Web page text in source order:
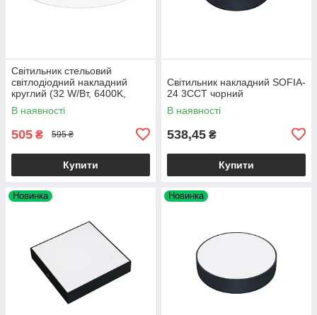
Світильник стельовий
світлодіодний накладний
круглий (32 W/Вт, 6400K,
2240 lm, IP20, білий) HAZEL-
32
В наявності
505 ₴ 595 ₴
Купити
Світильник накладний SOFIA-
24 3CCT чорний
В наявності
538,45 ₴
Купити
Новинка Новинка